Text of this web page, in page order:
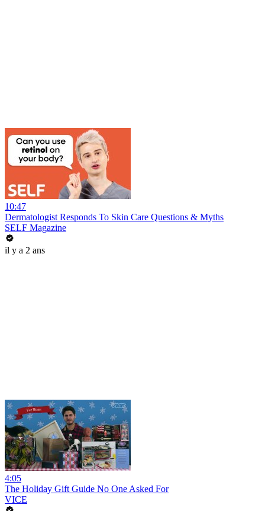
10:47
Dermatologist Responds To Skin Care Questions & Myths
SELF Magazine
il y a 2 ans
4:05
The Holiday Gift Guide No One Asked For
VICE